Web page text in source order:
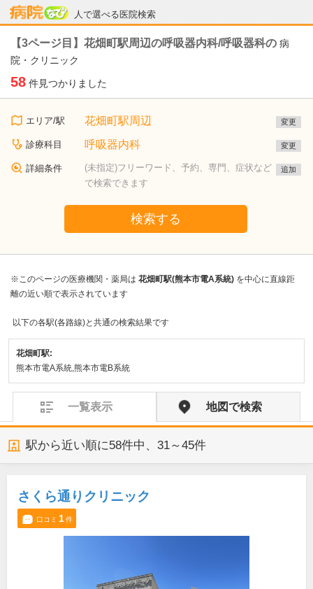
人で選べる医院検索
病院なび
【3ページ目】花畑町駅周辺の呼吸器内科/呼吸器科の 病
院・クリニック
58 件見つかりました
エリア/駅 花畑町駅周辺 変更
診療科目 呼吸器内科 変更
詳細条件
(未指定)フリーワード、予約、専門、症状など
で検索できます
追加
検索する
※このページの医療機関・薬局は 花畑町駅(熊本市電A系統) を中心に直線距
離の近い順で表示されています
以下の各駅(各路線)と共通の検索結果です
花畑町駅:
熊本市電A系統,熊本市電B系統
一覧表示 地図で検索
駅から近い順に58件中、 31～45件
さくら通りクリニック
口コミ 1件